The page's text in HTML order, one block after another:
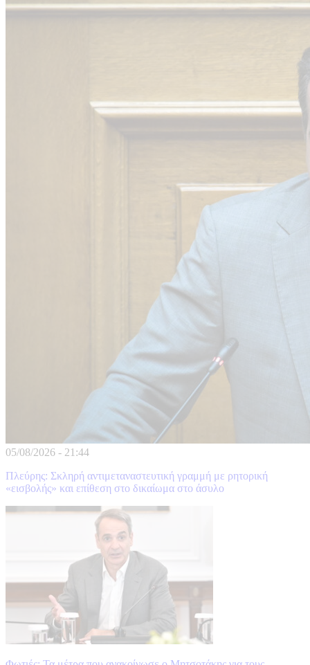
05/08/2026 - 21:44
Πλεύρης: Σκληρή αντιμεταναστευτική γραμμή με ρητορική
«εισβολής» και επίθεση στο δικαίωμα στο άσυλο